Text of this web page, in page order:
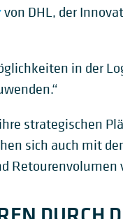
von DHL, der
in der
strategischen
sich auch mit
Retourenvolumen